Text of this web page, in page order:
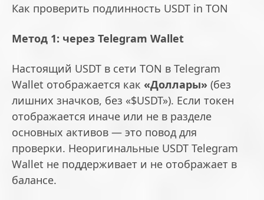
Как проверить подлинность USDT in TON
Метод 1: через Telegram Wallet
Настоящий USDT в сети TON в Telegram
Wallet отображается как «Доллары» (без
лишних значков, без «$USDT»). Если токен
отображается иначе или не в разделе
основных активов — это повод для
проверки. Неоригинальные USDT Telegram
Wallet не поддерживает и не отображает в
балансе.